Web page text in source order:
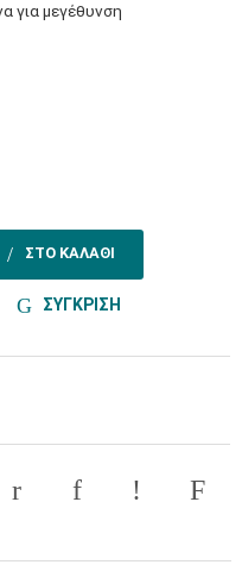
για μεγέθυνση
ΣΤΟ ΚΑΛΑΘΙ
ΣΥΓΚΡΙΣΗ